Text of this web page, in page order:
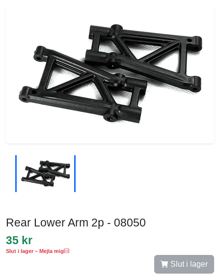
Rear Lower Arm 2p - 08050
35 kr
Slut i lager – Mejla mig
Slut i lager